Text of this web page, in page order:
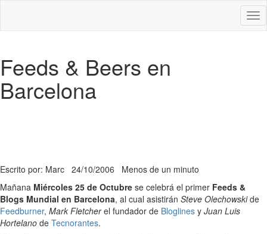
Feeds & Beers en
Barcelona
Escrito por: Marc 24/10/2006 Menos de un minuto
Mañana Miércoles 25 de Octubre se celebrá el primer Feeds &
Blogs Mundial en Barcelona, al cual asistirán Steve Olechowskide
Feedburner, Mark Fletcherel fundador de Bloglines y Juan Luis
Hortelano de Tecnorantes.